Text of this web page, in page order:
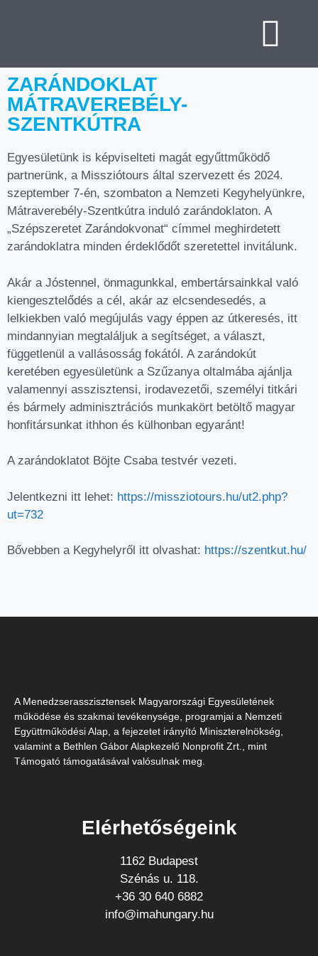
ZARÁNDOKLAT
MÁTRAVEREBÉLY-
SZENTKÚTRA
Egyesületünk is képviselteti magát egyűttműködő
partnerünk, a Missziótours által szervezett és 2024.
szeptember 7-én, szombaton a Nemzeti Kegyhelyünkre,
Mátraverebély-Szentkútra induló zarándoklaton. A
„Szépszeretet Zarándokvonat“ címmel meghirdetett
zarándoklatra minden érdeklődőt szeretettel invitálunk.
Akár a Jóstennel, önmagunkkal, embertársainkkal való
kiengesztelődés a cél, akár az elcsendesedés, a
lelkiekben való megújulás vagy éppen az útkeresés, itt
mindannyian megtaláljuk a segítséget, a választ,
függetlenül a vallásosság fokától. A zarándokút
keretében egyesületünk a Szűzanya oltalmába ajánlja
valamennyi asszisztensi, irodavezetői, személyi titkári
és bármely adminisztrációs munkakört betöltő magyar
honfitársunkat ithhon és külhonban egyaránt!
A zarándoklatot Böjte Csaba testvér vezeti.
Jelentkezni itt lehet: https://missziotours.hu/ut2.php?
ut=732
Bővebben a Kegyhelyről itt olvashat: https://szentkut.hu/
A Menedzserasszisztensek Magyarországi Egyesületének
működése és szakmai tevékenysége, programjai a Nemzeti
Együttműködési Alap, a fejezetet irányító Miniszterelnökség,
valamint a Bethlen Gábor Alapkezelő Nonprofit Zrt., mint
Támogató támogatásával valósulnak meg.
Elérhetőségeink
1162 Budapest
Szénás u. 118.
+36 30 640 6882
info@imahungary.hu